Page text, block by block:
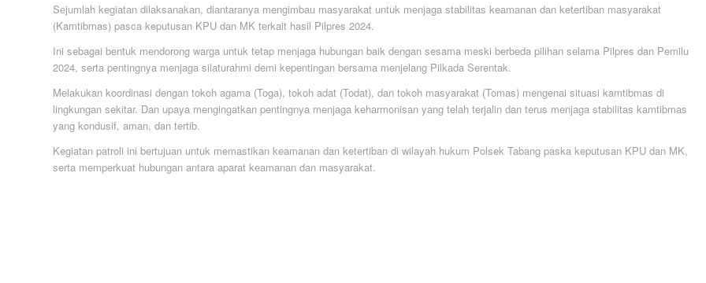
Sejumlah kegiatan dilaksanakan, diantaranya mengimbau masyarakat untuk menjaga stabilitas keamanan dan ketertiban masyarakat
(Kamtibmas) pasca keputusan KPU dan MK terkait hasil Pilpres 2024.
Ini sebagai bentuk mendorong warga untuk tetap menjaga hubungan baik dengan sesama meski berbeda pilihan selama Pilpres dan Pemilu
2024, serta pentingnya menjaga silaturahmi demi kepentingan bersama menjelang Pilkada Serentak.
Melakukan koordinasi dengan tokoh agama (Toga), tokoh adat (Todat), dan tokoh masyarakat (Tomas) mengenai situasi kamtibmas di
lingkungan sekitar. Dan upaya mengingatkan pentingnya menjaga keharmonisan yang telah terjalin dan terus menjaga stabilitas kamtibmas
yang kondusif, aman, dan tertib.
Kegiatan patroli ini bertujuan untuk memastikan keamanan dan ketertiban di wilayah hukum Polsek Tabang paska keputusan KPU dan MK,
serta memperkuat hubungan antara aparat keamanan dan masyarakat.